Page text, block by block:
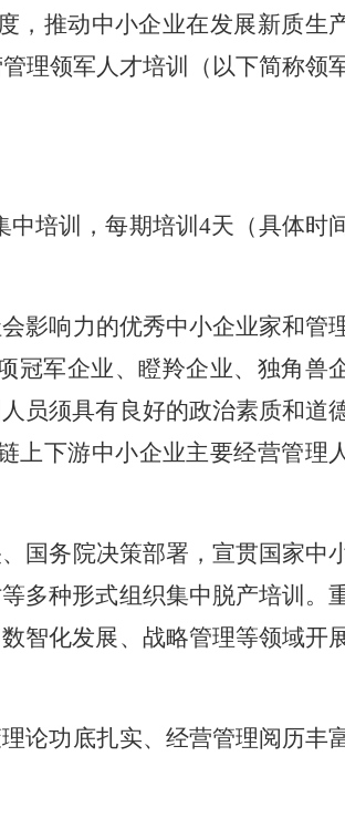
，推动中小企业在发展新质生
理领军人才培训（以下简称领
中培训，每期培训4天（具体时
影响力的优秀中小企业家和管
冠军企业、瞪羚企业、独角兽
员须具有良好的政治素质和道
上下游中小企业主要经营管理
国务院决策部署，宣贯国家中
多种形式组织集中脱产培训。
智化发展、战略管理等领域开
论功底扎实、经营管理阅历丰